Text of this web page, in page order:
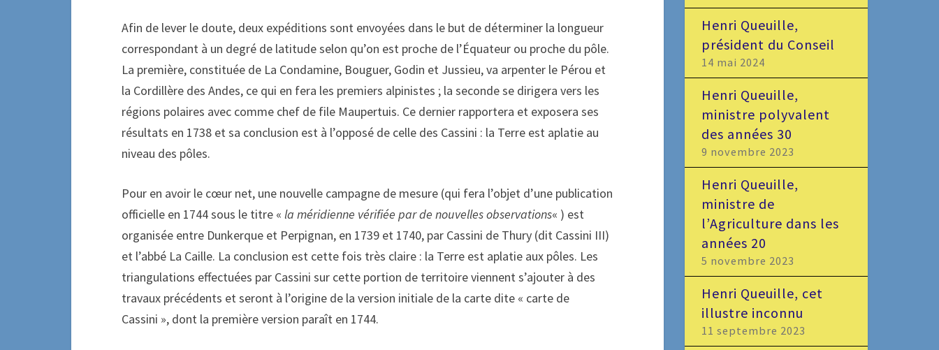
Afin de lever le doute, deux expéditions sont envoyées dans le but de déterminer la longueur
correspondant à un degré de latitude selon qu’on est proche de l’Équateur ou proche du pôle.
La première, constituée de La Condamine, Bouguer, Godin et Jussieu, va arpenter le Pérou et
la Cordillère des Andes, ce qui en fera les premiers alpinistes ; la seconde se dirigera vers les
régions polaires avec comme chef de file Maupertuis. Ce dernier rapportera et exposera ses
résultats en 1738 et sa conclusion est à l’opposé de celle des Cassini : la Terre est aplatie au
niveau des pôles.
Pour en avoir le cœur net, une nouvelle campagne de mesure (qui fera l’objet d’une publication
officielle en 1744 sous le titre « la méridienne vérifiée par de nouvelles observations« ) est
organisée entre Dunkerque et Perpignan, en 1739 et 1740, par Cassini de Thury (dit Cassini III)
et l’abbé La Caille. La conclusion est cette fois très claire : la Terre est aplatie aux pôles. Les
triangulations effectuées par Cassini sur cette portion de territoire viennent s’ajouter à des
travaux précédents et seront à l’origine de la version initiale de la carte dite « carte de
Cassini », dont la première version paraît en 1744.
Henri Queuille,
président du Conseil
14 mai 2024
Henri Queuille,
ministre polyvalent
des années 30
9 novembre 2023
Henri Queuille,
ministre de
l’Agriculture dans les
années 20
5 novembre 2023
Henri Queuille, cet
illustre inconnu
11 septembre 2023